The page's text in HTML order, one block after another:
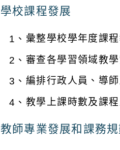
學校課程發展
1、 彙整學校學年度課程
2、 審查各學習領域教
3、 編排行政人員、導
4、 教學上課時數及課
教師專業發展和課務規